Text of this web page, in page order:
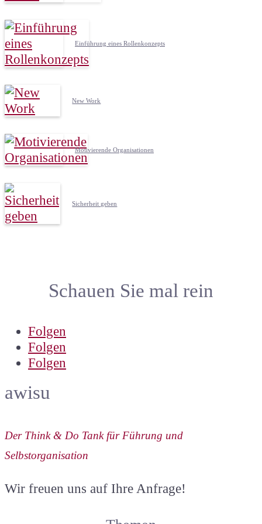
Einführung eines Rollenkonzepts
New Work
Motivierende Organisationen
Sicherheit geben
Schauen Sie mal rein
Folgen
Folgen
Folgen
awisu
Der Think & Do Tank für Führung und
Selbstorganisation
Wir freuen uns auf Ihre Anfrage!